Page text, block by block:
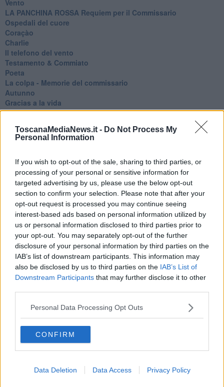
ToscanaMediaNews.it - Do Not Process My
Personal Information
If you wish to opt-out of the sale, sharing to third parties, or
processing of your personal or sensitive information for
targeted advertising by us, please use the below opt-out
section to confirm your selection. Please note that after your
opt-out request is processed you may continue seeing
interest-based ads based on personal information utilized by
us or personal information disclosed to third parties prior to
your opt-out. You may separately opt-out of the further
disclosure of your personal information by third parties on the
IAB’s list of downstream participants. This information may
also be disclosed by us to third parties on the IAB’s List of
Downstream Participants that may further disclose it to other
Personal Data Processing Opt Outs
CONFIRM
Data Deletion Data Access Privacy Policy
Vento
​LA PANCHINA ROSSA Requiem per il Commissario
Ospedali del cuore
Coraçào
Charlie
Il telefono del vento
Testamento & Commiato
Poeta
​La colpa - Memorie del commissario
Autunno
Gracias a la vida
Somnium
Hop!
O sonho de um prisioneiro
Sto qui
Scrivi
Bestiario
Pillole
Veglia
​“D” come delitto
Belle lettere
25 Aprile
Todo el bien, todo el mal
Silenzio
Le parole
​L’Australiana
Le stelle del jazz
Vita & morte
Continuando, la nonna e il carretto
Metaverso smart